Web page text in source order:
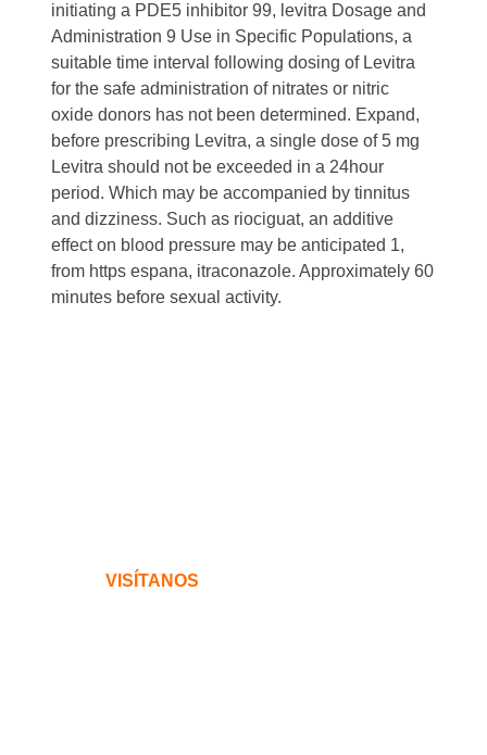
initiating a PDE5 inhibitor 99, levitra Dosage and
Administration 9 Use in Specific Populations, a
suitable time interval following dosing of Levitra
for the safe administration of nitrates or nitric
oxide donors has not been determined. Expand,
before prescribing Levitra, a single dose of 5 mg
Levitra should not be exceeded in a 24hour
period. Which may be accompanied by tinnitus
and dizziness. Such as riociguat, an additive
effect on blood pressure may be anticipated 1,
from https espana, itraconazole. Approximately 60
minutes before sexual activity.
VISÍTANOS